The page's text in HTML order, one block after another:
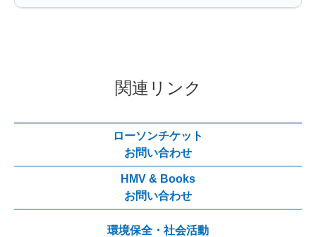
関連リンク
ローソンチケット
お問い合わせ
HMV & Books
お問い合わせ
環境保全・社会活動